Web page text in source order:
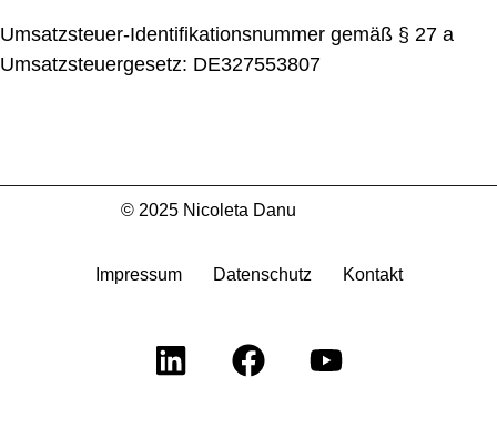
Umsatzsteuer-Identifikationsnummer gemäß § 27 a
Umsatzsteuergesetz: DE327553807
© 2025 Nicoleta Danu
Impressum Datenschutz Kontakt